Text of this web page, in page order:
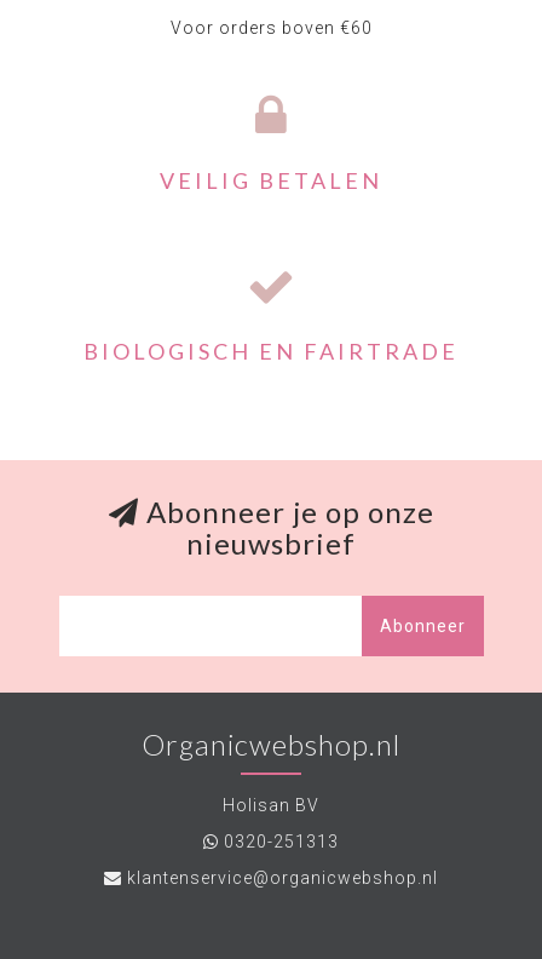
Voor orders boven €60
VEILIG BETALEN
BIOLOGISCH EN FAIRTRADE
Abonneer je op onze
nieuwsbrief
Abonneer
Organicwebshop.nl
Holisan BV
0320-251313
klantenservice@organicwebshop.nl